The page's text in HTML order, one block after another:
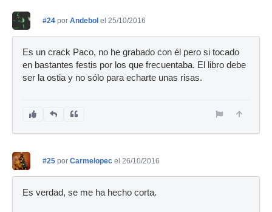
#24 por Andebol el 25/10/2016
Es un crack Paco, no he grabado con él pero si tocado
en bastantes festis por los que frecuentaba. El libro debe
ser la ostia y no sólo para echarte unas risas.
#25 por Carmelopec el 26/10/2016
Es verdad, se me ha hecho corta.